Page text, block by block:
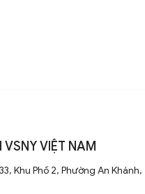
trang trí sang trọng cho
tiên tiến như điều khiển từ
VIỆT NAM
Khu Phố 2, Phường An